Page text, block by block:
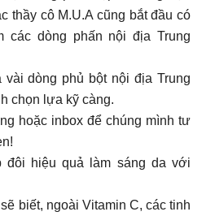
hoặc inbox để chúng mình tư
đôi hiệu quả làm sáng da với
biết, ngoài Vitamin C, các tinh
đặc hiệu như Niacinamide cũng
đó.
như một sự kết hợp quyền
bộ đôi Serum + Toner B3 của
khách hàng bởi khả năng: